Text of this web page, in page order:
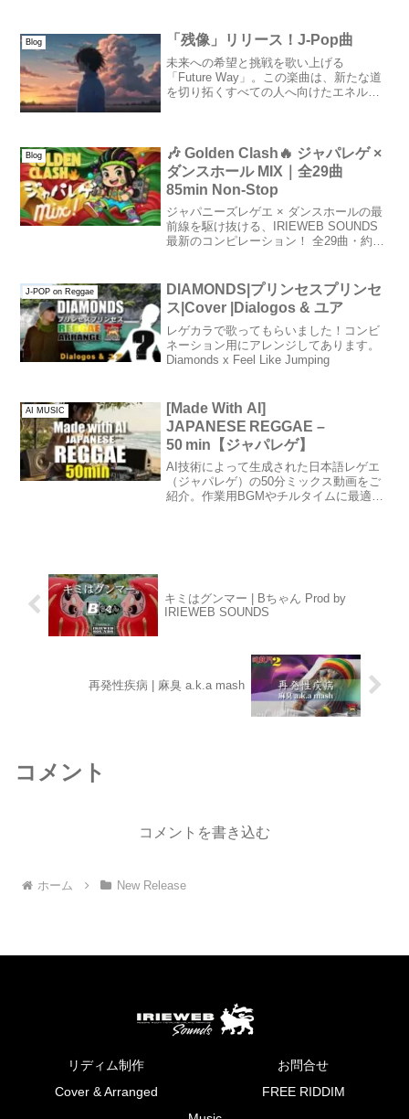
日本語レゲエの繊細な世界観が見事に融
合。 “Sweet Japanese Reggae”の新しい
スタイルを提案します。
Blog 「残像」リリース！J-Pop曲
未来への希望と挑戦を歌い上げる
「Future Way」。この楽曲は、新たな道
を切り拓くすべての人へ向けたエネルギ
Blog
🎶 Golden Clash🔥 ジャパレゲ ×
ダンスホール MIX｜全29曲
85min Non-Stop
ジャパニーズレゲエ × ダンスホールの最
前線を駆け抜ける、IRIEWEB SOUNDS
最新のコンピレーション！ 全29曲・約85
J-POP on Reggae
DIAMONDS|プリンセスプリンセ
ス|Cover |Dialogos & ユア
レゲカラで歌ってもらいました！コンビ
ネーション用にアレンジしてあります。
Diamonds x Feel Like Jumping
AI MUSIC
[Made With AI]
JAPANESE REGGAE –
50 min【ジャパレゲ】
AI技術によって生成された日本語レゲエ
（ジャパレゲ）の50分ミックス動画をご
紹介。作業用BGMやチルタイムに最適な
キミはグンマー | Bちゃん Prod by
IRIEWEB SOUNDS
再発性疾病 | 麻臭 a.k.a mash
コメント
コメントを書き込む
ホーム New Release
リディム制作
お問合せ
Cover & Arranged
FREE RIDDIM